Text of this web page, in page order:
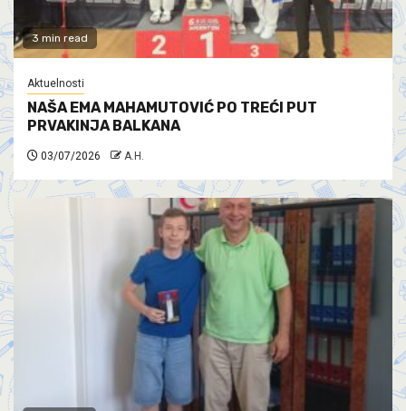
3 min read
Aktuelnosti
NAŠA EMA MAHAMUTOVIĆ PO TREĆI PUT
PRVAKINJA BALKANA
03/07/2026 A.H.